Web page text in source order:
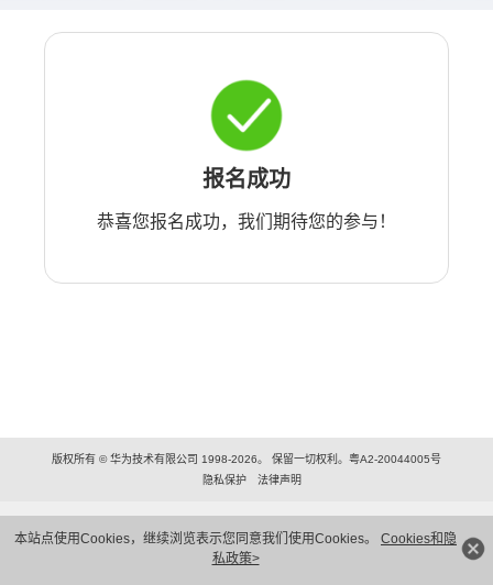
本站点使用Cookies，继续浏览表示您同意我们使用Cookies。 Cookies和隐
私政策>
报名成功
恭喜您报名成功，我们期待您的参与！
版权所有 © 华为技术有限公司 1998-2026。 保留一切权利。粤A2-20044005号
隐私保护
法律声明